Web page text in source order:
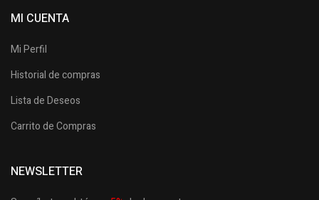
MI CUENTA
Mi Perfil
Historial de compras
Lista de Deseos
Carrito de Compras
NEWSLETTER